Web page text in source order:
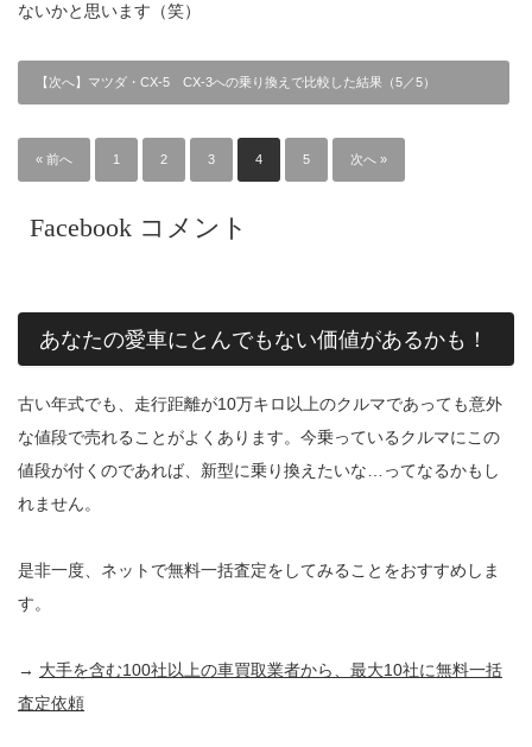
ないかと思います（笑）
【次へ】マツダ・CX-5 CX-3への乗り換えで比較した結果（5／5）
« 前へ 1 2 3 4 5 次へ »
Facebook コメント
あなたの愛車にとんでもない価値があるかも！
古い年式でも、走行距離が10万キロ以上のクルマであっても意外
な値段で売れることがよくあります。今乗っているクルマにこの
値段が付くのであれば、新型に乗り換えたいな…ってなるかもし
れません。
是非一度、ネットで無料一括査定をしてみることをおすすめしま
す。
→ 大手を含む100社以上の車買取業者から、最大10社に無料一括
査定依頼